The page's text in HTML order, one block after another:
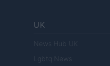
UK
News Hub UK
Lgbtq News